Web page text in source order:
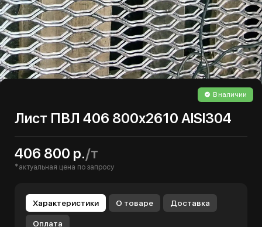
В наличии
Лист ПВЛ 406 800х2610 AISI304
406 800 р./т
*актуальная цена по запросу
Характеристики О товаре Доставка
Оплата